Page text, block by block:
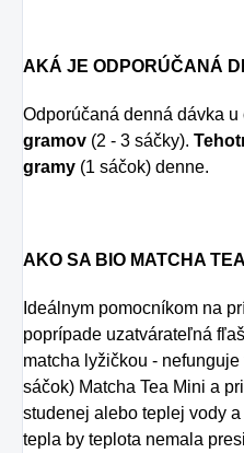
AKÁ JE ODPORÚČANÁ
Odporúčaná denná dávka u
gramov (2 - 3 sáčky).
gramy (1 sáčok) denne.
AKO SA BIO MATCHA
Ideálnym pomocníkom na
poprípade uzatvárateľná
matcha lyžičkou -
sáčok) Matcha Tea Mini a
studenej alebo teplej vody a
tepla by teplota nemala